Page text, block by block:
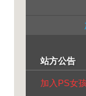
站方公告
加入PS女